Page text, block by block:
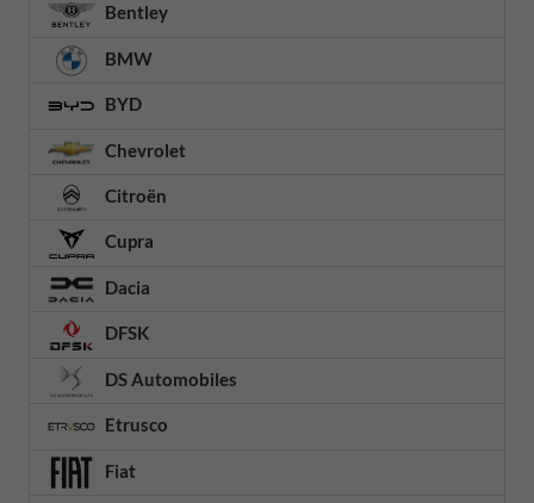
Bentley
BMW
BYD
Chevrolet
Citroën
Cupra
Dacia
DFSK
DS Automobiles
Etrusco
Fiat